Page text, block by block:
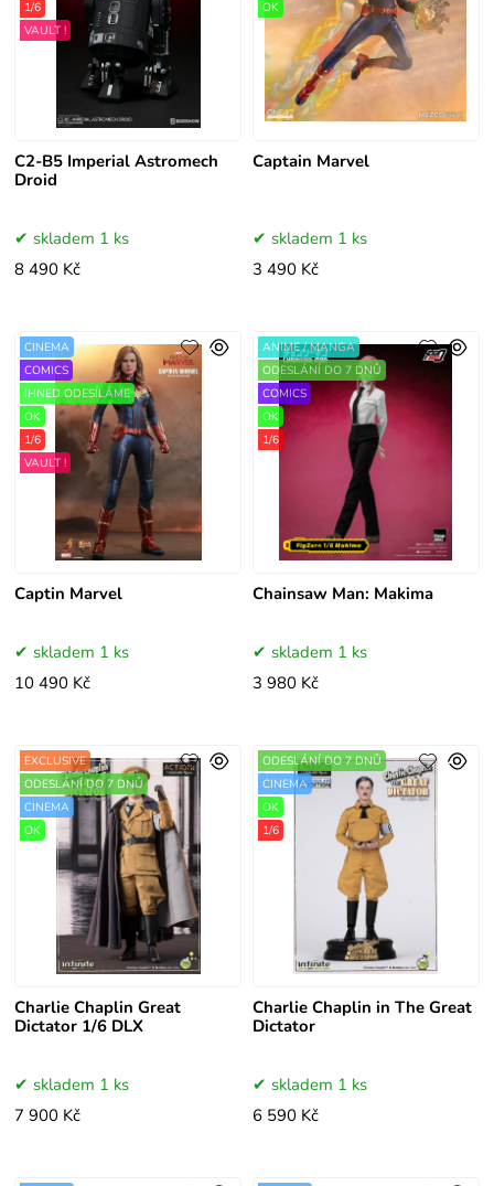
C2-B5 Imperial Astromech
Droid
1/6
VAULT !
skladem 1 ks
8 490 Kč
Captain Marvel
OK
skladem 1 ks
3 490 Kč
Captin Marvel
CINEMA
COMICS
IHNED ODESÍLÁME
OK
1/6
VAULT !
skladem 1 ks
10 490 Kč
Chainsaw Man: Makima
ANIME / MANGA
ODESLÁNÍ DO 7 DNŮ
COMICS
OK
1/6
skladem 1 ks
3 980 Kč
Charlie Chaplin Great
Dictator 1/6 DLX
EXCLUSIVE
ODESLÁNÍ DO 7 DNŮ
CINEMA
OK
skladem 1 ks
7 900 Kč
Charlie Chaplin in The Great
Dictator
ODESLÁNÍ DO 7 DNŮ
CINEMA
OK
1/6
skladem 1 ks
6 590 Kč